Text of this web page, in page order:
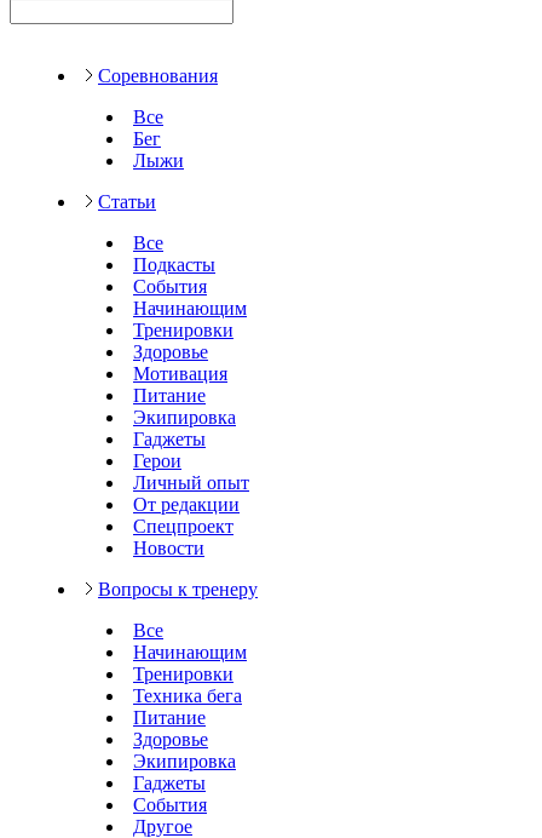
Соревнования
Все
Бег
Лыжи
Статьи
Все
Подкасты
События
Начинающим
Тренировки
Здоровье
Мотивация
Питание
Экипировка
Гаджеты
Герои
Личный опыт
От редакции
Спецпроект
Новости
Вопросы к тренеру
Все
Начинающим
Тренировки
Техника бега
Питание
Здоровье
Экипировка
Гаджеты
События
Другое